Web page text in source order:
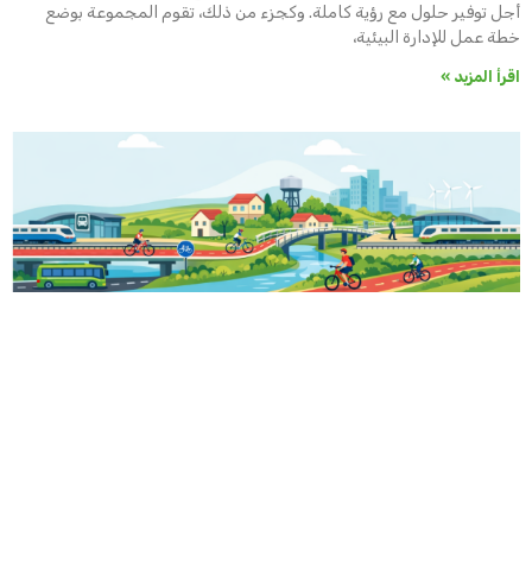
أجل توفير حلول مع رؤية كاملة. وكجزء من ذلك، تقوم المجموعة بوضع
خطة عمل للإدارة البيئية،
اقرأ المزيد »